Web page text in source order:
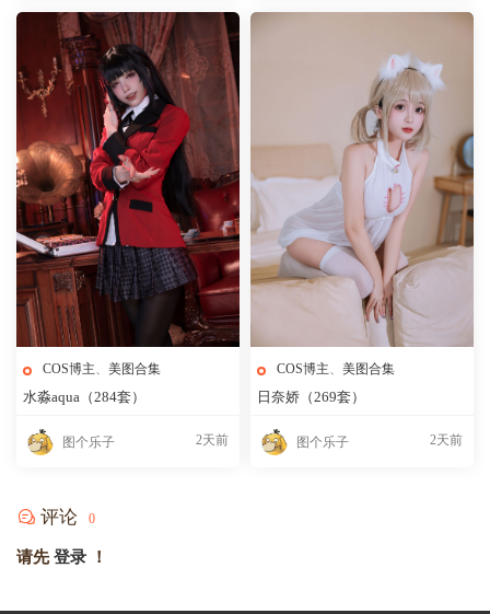
COS博主、 美图合集
水淼aqua（284套）
图个乐子 2天前
COS博主、 美图合集
日奈娇（269套）
图个乐子 2天前
评论 0
请先登录 ！